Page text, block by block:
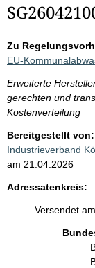
Zu
EU-
Erweiterte
gerechten und
Kostenverteilung
Bereitgestellt von:
Industrieverband
am 21.04.2026
Adressatenkreis:
Versendet